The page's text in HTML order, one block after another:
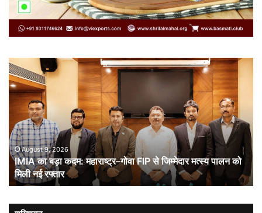
IMIA
का
बड़ा
कदम:
महाराष्ट्र–
गोवा
FIP
से
जिम्मेदार
मत्स्य
पालन
मिली
August 9, 2026
IMIA का बड़ा कदम: महाराष्ट्र–गोवा FIP से जिम्मेदार मत्स्य पालन को
मिली नई रफ्तार